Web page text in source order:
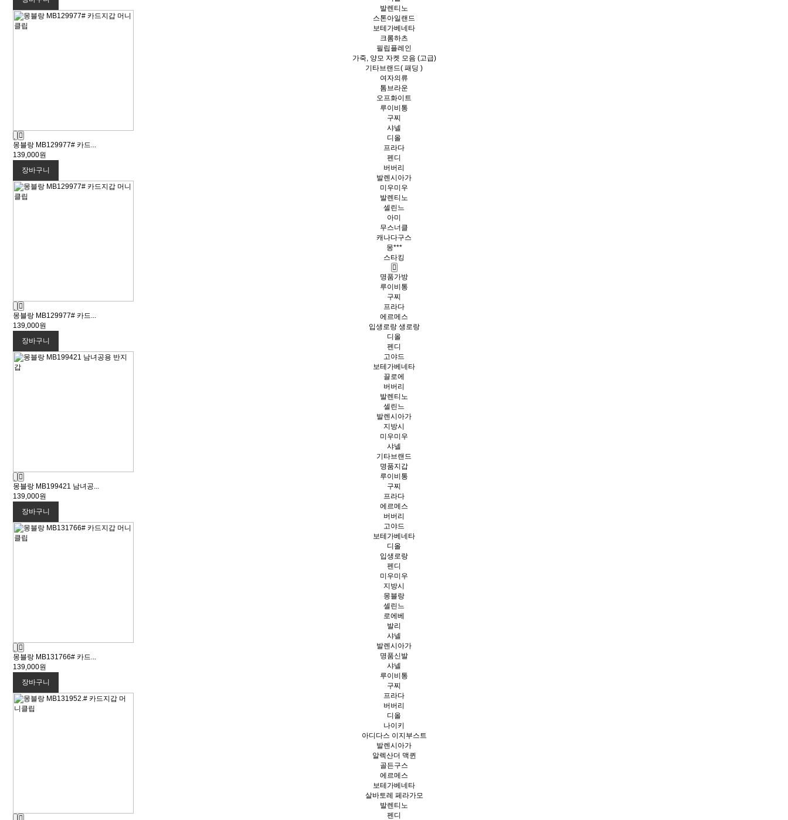
발렌티노
스톤아일랜드
보테가베네타
크롬하츠
필립플레인
가죽, 양모 자켓 모음 (고급)
기타브랜드( 패딩 )
여자의류
톰브라운
오프화이트
루이비통
구찌
샤넬
디올
프라다
펜디
버버리
발렌시아가
미우미우
발렌티노
셀린느
아미
무스너클
캐나다구스
몽***
스타킹
명품가방
루이비통
구찌
프라다
에르메스
입생로랑 생로랑
디올
펜디
고야드
보테가베네타
끌로에
버버리
발렌티노
셀린느
발렌시아가
지방시
미우미우
샤넬
기타브랜드
명품지갑
루이비통
구찌
프라다
에르메스
버버리
고야드
보테가베네타
디올
입생로랑
펜디
미우미우
지방시
몽블랑
셀린느
로에베
발리
샤넬
발렌시아가
명품신발
샤넬
루이비통
구찌
프라다
버버리
디올
나이키
아디다스 이지부스트
발렌시아가
알렉산더 맥퀸
골든구스
에르메스
보테가베네타
살바토레 페라가모
발렌티노
펜디
몽블랑 MB129977# 카드...
139,000원
장바구니
몽블랑 MB129977# 카드...
139,000원
장바구니
몽블랑 MB199421 남녀공...
139,000원
장바구니
몽블랑 MB131766# 카드...
139,000원
장바구니